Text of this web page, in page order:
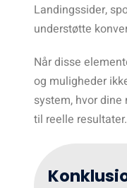
Landingssider,
understøtte
Når disse
og muligheder
system, hvor
til reelle resultater.